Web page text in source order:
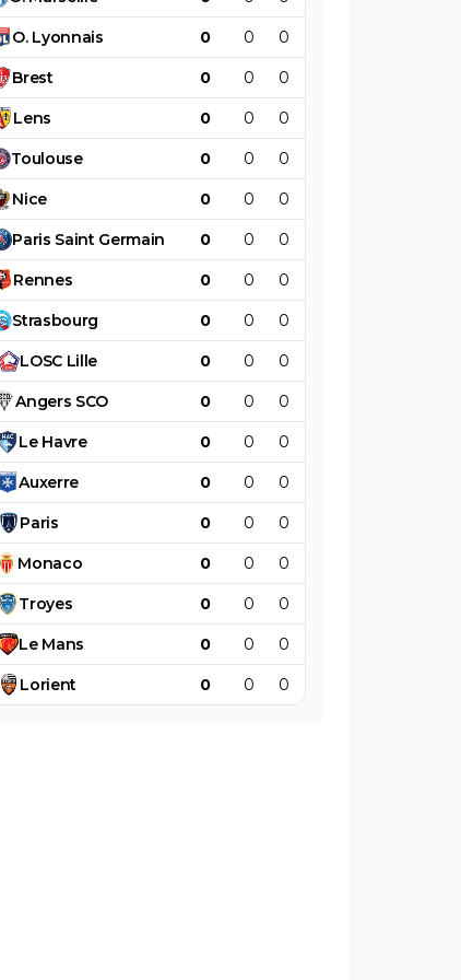
O. Lyonnais 0 0 0
Brest 0 0 0
Lens 0 0 0
Toulouse 0 0 0
Nice 0 0 0
Paris Saint Germain 0 0 0
Rennes 0 0 0
Strasbourg 0 0 0
LOSC Lille 0 0 0
Angers SCO 0 0 0
Le Havre 0 0 0
Auxerre 0 0 0
Paris 0 0 0
Monaco 0 0 0
Troyes 0 0 0
Le Mans 0 0 0
Lorient 0 0 0